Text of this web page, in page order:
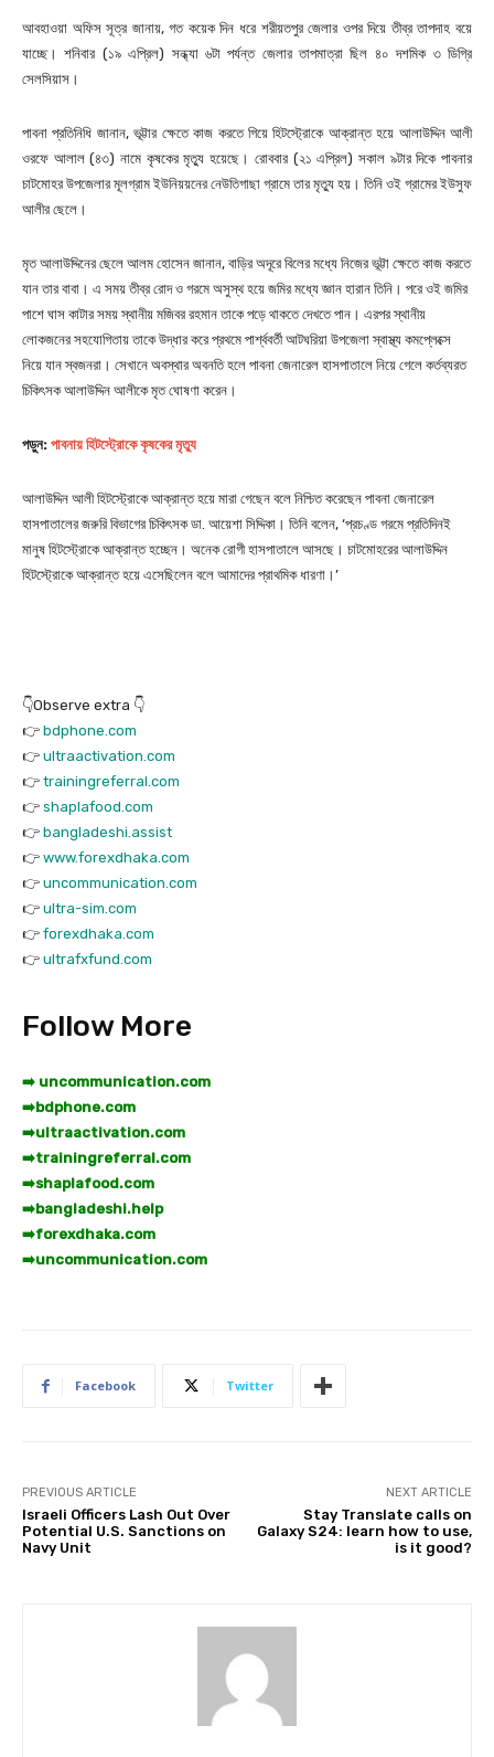
আবহাওয়া অফিস সূত্র জানায়, গত কয়েক দিন ধরে শরীয়তপুর জেলার ওপর দিয়ে তীব্র তাপদাহ বয়ে
যাচ্ছে। শনিবার (১৯ এপ্রিল) সন্ধ্যা ৬টা পর্যন্ত জেলার তাপমাত্রা ছিল ৪০ দশমিক ৩ ডিগ্রি
সেলসিয়াস।
পাবনা প্রতিনিধি জানান, ভূট্টার ক্ষেতে কাজ করতে গিয়ে হিটস্ট্রোকে আক্রান্ত হয়ে আলাউদ্দিন আলী
ওরফে আলাল (৪৩) নামে কৃষকের মৃত্যু হয়েছে। রোববার (২১ এপ্রিল) সকাল ৯টার দিকে পাবনার
চাটমোহর উপজেলার মূলগ্রাম ইউনিয়য়নের নেউতিগাছা গ্রামে তার মৃত্যু হয়। তিনি ওই গ্রামের ইউসুফ
আলীর ছেলে।
মৃত আলাউদ্দিনের ছেলে আলম হোসেন জানান, বাড়ির অদূরে বিলের মধ্যে নিজের ভূট্টা ক্ষেতে কাজ করতে
যান তার বাবা। এ সময় তীব্র রোদ ও গরমে অসুস্থ হয়ে জমির মধ্যে জ্ঞান হারান তিনি। পরে ওই জমির
পাশে ঘাস কাটার সময় স্থানীয় মজিবর রহমান তাকে পড়ে থাকতে দেখতে পান। এরপর স্থানীয়
লোকজনের সহযোগিতায় তাকে উদ্ধার করে প্রথমে পার্শ্ববর্তী আটঘরিয়া উপজেলা স্বাস্থ্য কমপ্লেক্সে
নিয়ে যান স্বজনরা। সেখানে অবস্থার অবনতি হলে পাবনা জেনারেল হাসপাতালে নিয়ে গেলে কর্তব্যরত
চিকিৎসক আলাউদ্দিন আলীকে মৃত ঘোষণা করেন।
পড়ুন: পাবনায় হিটস্ট্রোকে কৃষকের মৃত্যু
আলাউদ্দিন আলী হিটস্ট্রোকে আক্রান্ত হয়ে মারা গেছেন বলে নিশ্চিত করেছেন পাবনা জেনারেল
হাসপাতালের জরুরি বিভাগের চিকিৎসক ডা. আয়েশা সিদ্দিকা। তিনি বলেন, ‘প্রচণ্ড গরমে প্রতিদিনই
মানুষ হিটস্ট্রোকে আক্রান্ত হচ্ছেন। অনেক রোগী হাসপাতালে আসছে। চাটমোহরের আলাউদ্দিন
হিটস্ট্রোকে আক্রান্ত হয়ে এসেছিলেন বলে আমাদের প্রাথমিক ধারণা।’
👇Observe extra 👇
👉 bdphone.com
👉 ultraactivation.com
👉 trainingreferral.com
👉 shaplafood.com
👉 bangladeshi.assist
👉 www.forexdhaka.com
👉 uncommunication.com
👉 ultra-sim.com
👉 forexdhaka.com
👉 ultrafxfund.com
Follow More
➡️ uncommunication.com
➡️bdphone.com
➡️ultraactivation.com
➡️trainingreferral.com
➡️shaplafood.com
➡️bangladeshi.help
➡️forexdhaka.com
➡️uncommunication.com
Facebook Twitter
PREVIOUS ARTICLE
Israeli Officers Lash Out Over
Potential U.S. Sanctions on
Navy Unit
NEXT ARTICLE
Stay Translate calls on
Galaxy S24: learn how to use,
is it good?